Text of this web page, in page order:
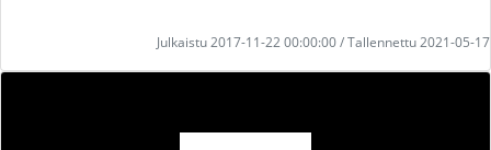
Julkaistu 2017-11-22 00:00:00 / Tallennettu 2021-05-17